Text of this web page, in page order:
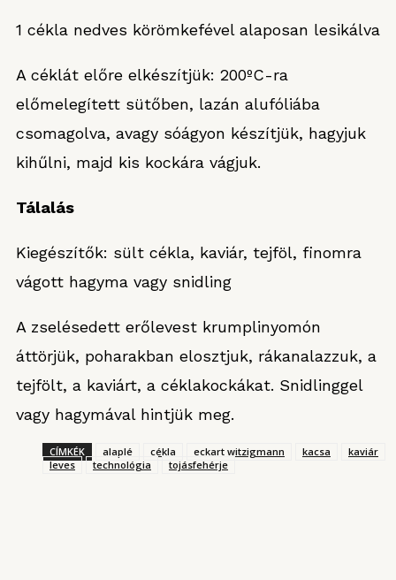
1 cékla nedves körömkefével alaposan lesikálva
A céklát előre elkészítjük: 200ºC-ra
előmelegített sütőben, lazán alufóliába
csomagolva, avagy sóágyon készítjük, hagyjuk
kihűlni, majd kis kockára vágjuk.
Tálalás
Kiegészítők: sült cékla, kaviár, tejföl, finomra
vágott hagyma vagy snidling
A zselésedett erőlevest krumplinyomón
áttörjük, poharakban elosztjuk, rákanalazzuk, a
tejfölt, a kaviárt, a céklakockákat. Snidlinggel
vagy hagymával hintjük meg.
CÍMKÉK alaplé cékla eckart witzigmann kacsa
kaviár
leves
technológia tojásfehérje